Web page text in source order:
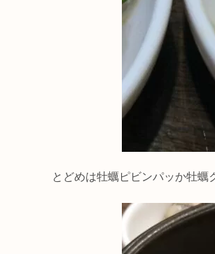
とどめは牡蠣ピビンパッか牡蠣